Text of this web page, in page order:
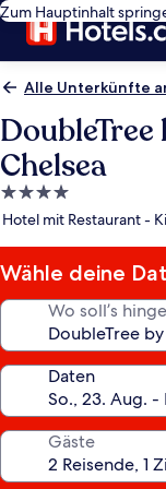
Zum Hauptinhalt
Alle Unterkünfte
Chelsea
4.0-
Sterne-
Hotel mit Restaurant -
Wähle deine
Wo soll’s
Daten
Gäste